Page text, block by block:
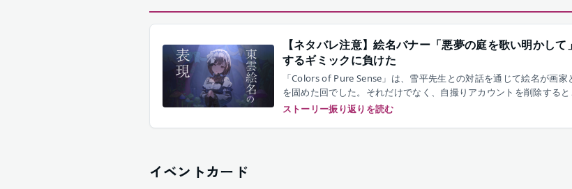
【ネタバレ注意】絵名バナー「悪夢の庭を歌い明かし
するギミックに負けた
「Colors of Pure Sense」は、雪平先生との対話を通じて絵名が画
を固めた回でした。それだけでなく、自撮りアカウントを削除する
かが今回のイベントで描かれます。
ストーリー振り返りを読む
イベントカード